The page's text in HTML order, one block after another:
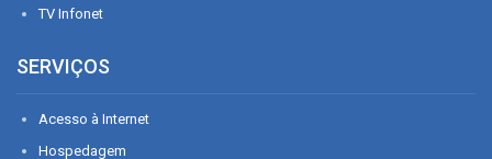
TV Infonet
SERVIÇOS
Acesso à Internet
Hospedagem